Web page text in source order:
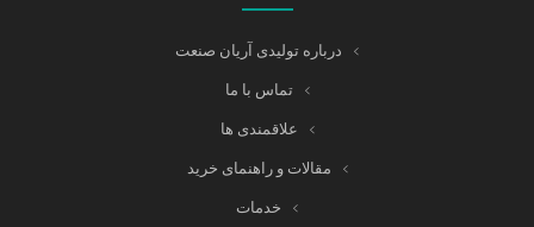
درباره تولیدی آریان صنعت
تماس با ما
علاقمندی ها
مقالات و راهنمای خرید
خدمات